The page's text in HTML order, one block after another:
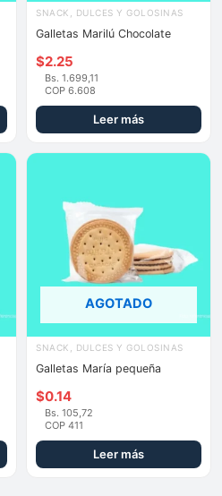
SNACK, DULCES Y GOLOSINAS
Galletas Marilú Chocolate
$2.25
Bs. 1.699,11
COP 6.608
Leer más
AGOTADO
SNACK, DULCES Y GOLOSINAS
Galletas María pequeña
$0.14
Bs. 105,72
COP 411
Leer más